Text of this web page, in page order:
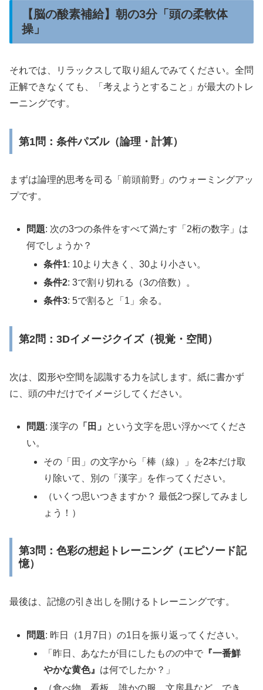
【脳の酸素補給】朝の3分「頭の柔軟体
操」
それでは、リラックスして取り組んでみてください。全問
正解できなくても、「考えようとすること」が最大のトレ
ーニングです。
第1問：条件パズル（論理・計算）
まずは論理的思考を司る「前頭前野」のウォーミングアッ
プです。
問題: 次の3つの条件をすべて満たす「2桁の数字」は
何でしょうか？
条件1: 10より大きく、30より小さい。
条件2: 3で割り切れる（3の倍数）。
条件3: 5で割ると「1」余る。
第2問：3Dイメージクイズ（視覚・空間）
次は、図形や空間を認識する力を試します。紙に書かず
に、頭の中だけでイメージしてください。
問題: 漢字の 「田」
という文字を思い浮かべてくださ
い。
その「田」の文字から「棒（線）」を2本だけ取
り除いて、別の「漢字」を作ってください。
（いくつ思いつきますか？ 最低2つ探してみまし
ょう！）
第3問：色彩の想起トレーニング（エピソード記
憶）
最後は、記憶の引き出しを開けるトレーニングです。
問題: 昨日（1月7日）の1日を振り返ってください。
「昨日、あなたが目にしたものの中で 『一番鮮
やかな黄色』 は何でしたか？」